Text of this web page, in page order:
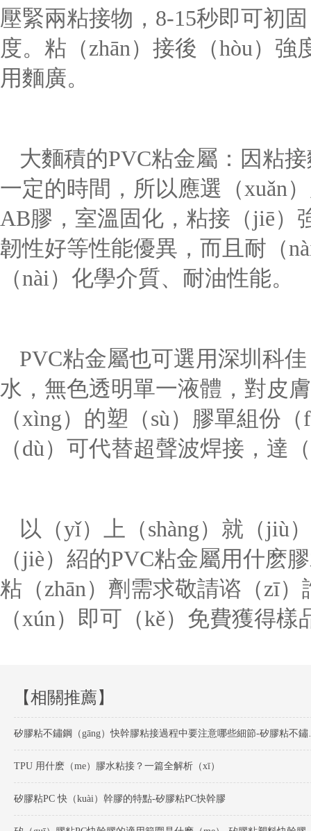
壓緊兩粘接物， 8-15秒即可初
度。粘（zhān）接後（hòu）
用麵廣。
大麵積的PVC粘金屬：因粘
一定的時間，所以應選（xuǎn
AB膠，室溫固化，粘接（jiē）
韌性好等性能優異，而且耐（
（nài）化學介質、耐油性能。
PVC粘金屬也可選用深圳科
水，無色透明單一液體，對皮
（xìng）的塑（sù）膠單組份
（dù）可代替超聲波焊接，達
以（yǐ）上（shàng）就（jiù
（jiè）紹的PVC粘金屬用什麽
粘（zhān）劑需求敬請谘（zī
（xún）即可（kě）免費獲得樣
【相關推薦】
矽膠粘不鏽
TPU 用什麽（me）膠水粘接？一篇全解析（xī）
矽膠粘PC 快（kuài）幹膠的特點-矽膠粘PC快幹膠